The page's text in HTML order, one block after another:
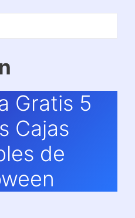
Gratis 5
Cajas
de